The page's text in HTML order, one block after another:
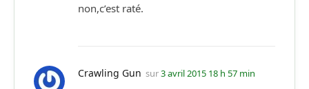
non,c’est raté.
Crawling Gun sur3 avril 2015 18 h 57 min